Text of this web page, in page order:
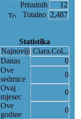
Prisutnih
12
Totalno 2,487
Statistika
Najnoviji Ciara.Col...
Danas
0
Ove
sedmice
0
Ovaj
mjesec
0
Ove
godine
0